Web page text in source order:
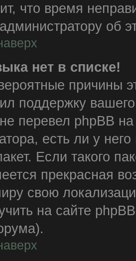
что время
об
нет в списке!
причины
поддержку
перевел phpBB
есть ли у
Если такого
прекрасная
свою
на сайте